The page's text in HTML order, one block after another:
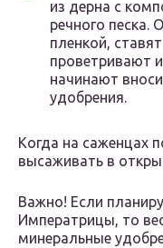
из дерна с
речного песка.
пленкой,
проветривают
начинают
удобрения.
Когда на саженцах
высаживать в
Важно! Если
Императрицы, то
минеральные